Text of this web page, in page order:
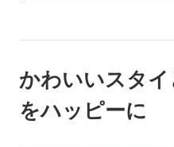
かわいいスタ
をハッピーに